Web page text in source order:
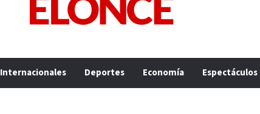
Internacionales Deportes Economía Espectáculos